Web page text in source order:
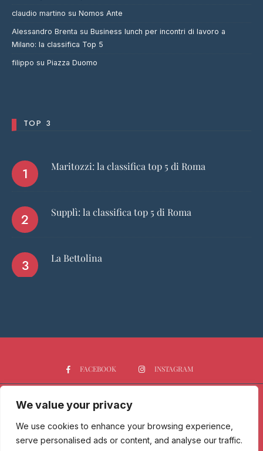
We value your privacy
We use cookies to enhance your browsing experience,
serve personalised ads or content, and analyse our traffic.
claudio martino su Nomos Ante
Alessandro Brenta su Business lunch per incontri di lavoro a
Milano: la classifica Top 5
filippo su Piazza Duomo
TOP 3
Maritozzi: la classifica top 5 di Roma
Supplì: la classifica top 5 di Roma
La Bettolina
FACEBOOK INSTAGRAM
HOME CHI SIAMO